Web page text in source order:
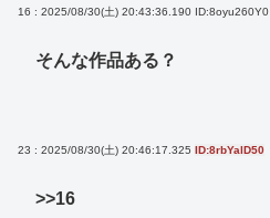
16 : 2025/08/30(土) 20:43:36.190 ID:8oyu260Y0
そんな作品ある？
23 : 2025/08/30(土) 20:46:17.325 ID:8rbYalD50
>>16